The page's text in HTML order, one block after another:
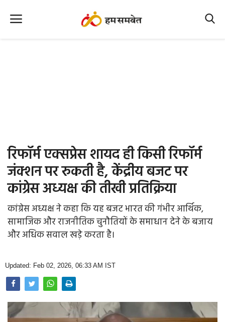
Office Office
Political Gossips
Farm & Food
Opinion
Photo Gallery
Home
रिफॉर्म एक्सप्रेस शायद ही किसी रिफॉर्म
जंक्शन पर रुकती है, केंद्रीय बजट पर
कांग्रेस अध्यक्ष की तीखी प्रतिक्रिया
कांग्रेस अध्यक्ष ने कहा कि यह बजट भारत की गंभीर आर्थिक,
सामाजिक और राजनीतिक चुनौतियों के समाधान देने के बजाय
और अधिक सवाल खड़े करता है।
Updated: Feb 02, 2026, 06:33 AM IST